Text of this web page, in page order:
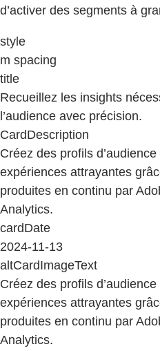
d’activer des segments à
style
m spacing
title
Recueillez les insights
l’audience avec précision.
CardDescription
Créez des profils
expériences attrayantes
produites en continu par
Analytics.
cardDate
2024-11-13
altCardImageText
Créez des profils
expériences attrayantes
produites en continu par
Analytics.